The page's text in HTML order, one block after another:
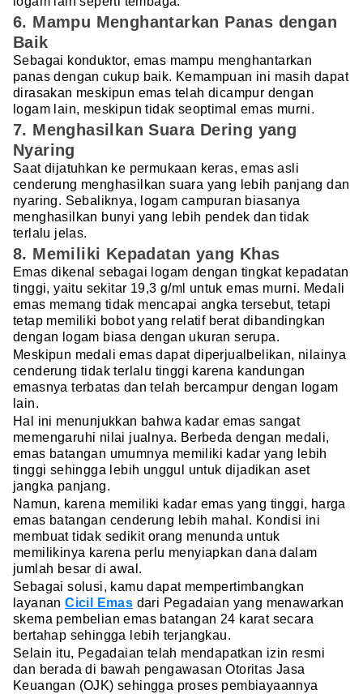
6. Mampu Menghantarkan Panas dengan
Baik
Sebagai konduktor, emas mampu menghantarkan
panas dengan cukup baik. Kemampuan ini masih dapat
dirasakan meskipun emas telah dicampur dengan
logam lain, meskipun tidak seoptimal emas murni.
7. Menghasilkan Suara Dering yang
Nyaring
Saat dijatuhkan ke permukaan keras, emas asli
cenderung menghasilkan suara yang lebih panjang dan
nyaring. Sebaliknya, logam campuran biasanya
menghasilkan bunyi yang lebih pendek dan tidak
terlalu jelas.
8. Memiliki Kepadatan yang Khas
Emas dikenal sebagai logam dengan tingkat kepadatan
tinggi, yaitu sekitar 19,3 g/ml untuk emas murni. Medali
emas memang tidak mencapai angka tersebut, tetapi
tetap memiliki bobot yang relatif berat dibandingkan
dengan logam biasa dengan ukuran serupa.
Meskipun medali emas dapat diperjualbelikan, nilainya
cenderung tidak terlalu tinggi karena kandungan
emasnya terbatas dan telah bercampur dengan logam
lain.
Hal ini menunjukkan bahwa kadar emas sangat
memengaruhi nilai jualnya. Berbeda dengan medali,
emas batangan umumnya memiliki kadar yang lebih
tinggi sehingga lebih unggul untuk dijadikan aset
jangka panjang.
Namun, karena memiliki kadar emas yang tinggi, harga
emas batangan cenderung lebih mahal. Kondisi ini
membuat tidak sedikit orang menunda untuk
memilikinya karena perlu menyiapkan dana dalam
jumlah besar di awal.
Sebagai solusi, kamu dapat mempertimbangkan
layananCicil Emas dari Pegadaian yang menawarkan
skema pembelian emas batangan 24 karat secara
bertahap sehingga lebih terjangkau.
Selain itu, Pegadaian telah mendapatkan izin resmi
dan berada di bawah pengawasan Otoritas Jasa
Keuangan (OJK) sehingga proses pembiayaannya